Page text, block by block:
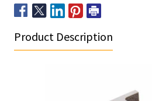
Product Description